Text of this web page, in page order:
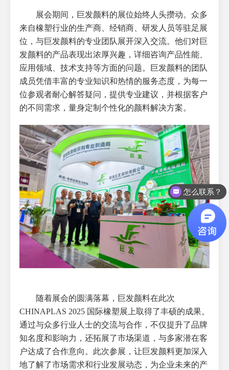
展会期间，巨发颜料的展位始终人头攒动。众多
来自橡塑行业的生产商、经销商、研发人员等驻足展
位，与巨发颜料的专业团队展开深入交流。他们对巨
发颜料的产品表现出浓厚兴趣，详细咨询产品性能、
应用领域、技术支持等方面的问题。巨发颜料的团队
成员凭借丰富的专业知识和热情的服务态度，为每一
位参观者耐心解答疑问，提供专业建议，并根据客户
的不同需求，量身定制个性化的颜料解决方案。
随着展会的圆满落幕，巨发颜料在此次
CHINAPLAS 2025 国际橡塑展上取得了丰硕的成果。
通过与众多行业人士的交流与合作，不仅提升了品牌
知名度和影响力，还拓展了市场渠道，与多家潜在客
户达成了合作意向。此次参展，让巨发颜料更加深入
地了解了市场需求和行业发展动态，为企业未来的产
怎么联系？